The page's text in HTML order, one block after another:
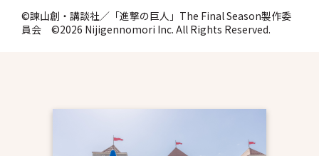
©諫山創・講談社／「進撃の巨人」The Final Season製作委
員会 ©2026 Nijigennomori Inc. All Rights Reserved.